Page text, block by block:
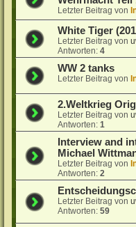
Letzter Beitrag von
White Tiger
Letzter Beitrag von
Antworten:4
WW 2 tanks
Letzter Beitrag von
2.Weltkrieg
Letzter Beitrag von
Antworten:1
Interview and
Michael
Letzter Beitrag von
Antworten:2
Letzter Beitrag von
Antworten:59